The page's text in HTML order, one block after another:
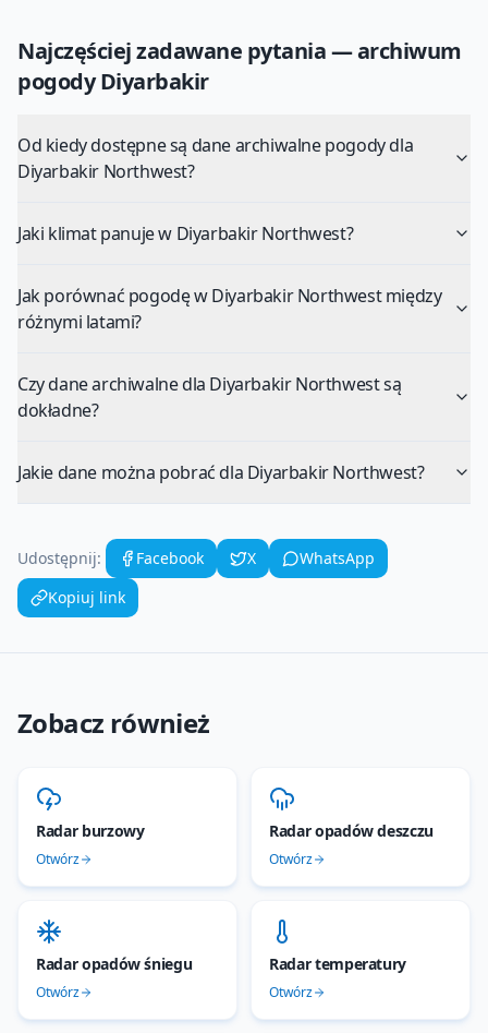
Najczęściej zadawane pytania — archiwum
pogodyDiyarbakir
Od kiedy dostępne są dane archiwalne pogody dla
Diyarbakir Northwest?
Jaki klimat panuje w Diyarbakir Northwest?
Jak porównać pogodę w Diyarbakir Northwest między
różnymi latami?
Czy dane archiwalne dla Diyarbakir Northwest są
dokładne?
Jakie dane można pobrać dla Diyarbakir Northwest?
Udostępnij: Facebook X
WhatsApp
Kopiuj link
Zobacz również
Radar burzowy
Otwórz
Radar opadów deszczu
Otwórz
Radar opadów śniegu
Otwórz
Radar temperatury
Otwórz